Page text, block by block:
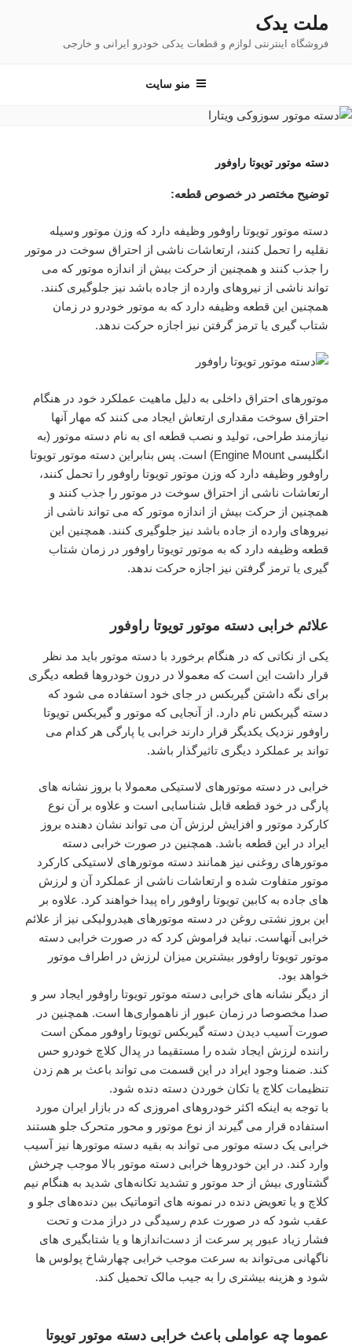
محتوا
ملت یدک
فروشگاه اینترنتی لوازم و قطعات یدکی خودرو ایرانی و خارجی
منو سایت
دسته موتور تویوتا راوفور
توضیح مختصر در خصوص قطعه:
دسته موتور تویوتا راوفور وظیفه دارد که وزن موتور وسیله
نقلیه را تحمل کنند، ارتعاشات ناشی از احتراق سوخت در موتور
را جذب کنند و همچنین از حرکت بیش از اندازه موتور که می
تواند ناشی از نیروهای وارده از جاده باشد نیز جلوگیری کنند.
همچنین این قطعه وظیفه دارد که به موتور خودرو در زمان
شتاب گیری یا ترمز گرفتن نیز اجازه حرکت ندهد.
موتورهای احتراق داخلی به دلیل ماهیت عملکرد خود در هنگام
احتراق سوخت مقداری ارتعاش ایجاد می کنند که مهار آنها
نیازمند طراحی، تولید و نصب قطعه ای به نام دسته موتور (به
انگلیسی Engine Mount) است. پس بنابراین دسته موتور تویوتا
راوفور وظیفه دارد که وزن موتور تویوتا راوفور را تحمل کنند،
ارتعاشات ناشی از احتراق سوخت در موتور را جذب کنند و
همچنین از حرکت بیش از اندازه موتور که می تواند ناشی از
نیروهای وارده از جاده باشد نیز جلوگیری کنند. همچنین این
قطعه وظیفه دارد که به موتور تویوتا راوفور در زمان شتاب
گیری یا ترمز گرفتن نیز اجازه حرکت ندهد.
علائم خرابی دسته موتور تویوتا راوفور
یکی از نکاتی که در هنگام برخورد با دسته موتور باید مد نظر
قرار داشت این است که معمولا در درون خودروها قطعه دیگری
برای نگه داشتن گیربکس در جای خود استفاده می شود که
دسته گیربکس نام دارد. از آنجایی که موتور و گیربکس تویوتا
راوفور نزدیک یکدیگر قرار دارند خرابی یا پارگی هر کدام می
تواند بر عملکرد دیگری تاثیرگذار باشد.
خرابی در دسته موتورهای لاستیکی معمولا با بروز نشانه های
پارگی در خود قطعه قابل شناسایی است و علاوه بر آن نوع
کارکرد موتور و افزایش لرزش آن می تواند نشان دهنده بروز
ایراد در این قطعه باشد. همچنین در صورت خرابی دسته
موتورهای روغنی نیز همانند دسته موتورهای لاستیکی کارکرد
موتور متفاوت شده و ارتعاشات ناشی از عملکرد آن و لرزش
های جاده به کابین تویوتا راوفور راه پیدا خواهند کرد. علاوه بر
این بروز نشتی روغن در دسته موتورهای هیدرولیکی نیز از علائم
خرابی آنهاست. نباید فراموش کرد که در صورت خرابی دسته
موتور تویوتا راوفور بیشترین میزان لرزش در اطراف موتور
خواهد بود.
از دیگر نشانه های خرابی دسته موتور تویوتا راوفور ایجاد سر و
صدا مخصوصا در زمان عبور از ناهمواری‌ها است. همچنین در
صورت آسیب دیدن دسته گیربکس تویوتا راوفور ممکن است
راننده لرزش ایجاد شده را مستقیما در پدال کلاچ خودرو حس
کند. ضمنا وجود ایراد در این قسمت می تواند باعث بر هم زدن
تنظیمات کلاچ یا تکان خوردن دسته دنده شود.
با توجه به اینکه اکثر خودروهای امروزی که در بازار ایران مورد
استفاده قرار می گیرند از نوع موتور و محور متحرک جلو هستند
خرابی یک دسته موتور می تواند به بقیه دسته موتورها نیز آسیب
وارد کند. در این خودروها خرابی دسته موتور بالا موجب چرخش
گشتاوری بیش از حد موتور و تشدید تکانه‌های شدید به هنگام نیم
کلاچ و یا تعویض دنده در نمونه های اتوماتیک بین دنده‌های جلو و
عقب شود که در صورت عدم رسیدگی در دراز مدت و تحت
فشار زیاد عبور پر سرعت از دست‌اندازها و یا شتابگیری های
ناگهانی می‌تواند به سرعت موجب خرابی چهارشاخ پولوس ها
شود و هزینه بیشتری را به جیب مالک تحمیل کند.
عموما چه عواملی باعث خرابی دسته موتور تویوتا